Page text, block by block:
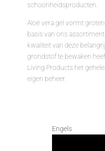
schoonheidsproducten.
Aloë vera gel vormt
basis van ons
kwaliteit van deze
grondstof te bewaken
Living Products het
eigen beheer.
Engels